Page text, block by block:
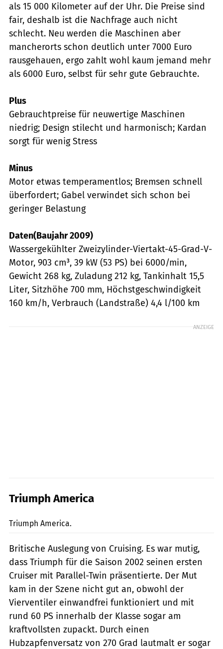
als 15 000 Kilometer auf der Uhr. Die Preise sind
fair, deshalb ist die Nachfrage auch nicht
schlecht. Neu werden die Maschinen aber
mancherorts schon deutlich unter 7000 Euro
rausgehauen, ergo zahlt wohl kaum jemand mehr
als 6000 Euro, selbst für sehr gute Gebrauchte.
Plus
Gebrauchtpreise für neuwertige Maschinen
niedrig; Design stilecht und harmonisch; Kardan
sorgt für wenig Stress
Minus
Motor etwas temperamentlos; Bremsen schnell
überfordert; Gabel verwindet sich schon bei
geringer Belastung
Daten(Baujahr 2009)
Wassergekühlter Zweizylinder-Viertakt-45-Grad-V-
Motor, 903 cm³, 39 kW (53 PS) bei 6000/min,
Gewicht 268 kg, Zuladung 212 kg, Tankinhalt 15,5
Liter, Sitzhöhe 700 mm, Höchstgeschwindigkeit
160 km/h, Verbrauch (Landstraße) 4,4 l/100 km
ANZEIGE
Triumph America
Triumph America.
Britische Auslegung von Cruising. Es war mutig,
dass Triumph für die Saison 2002 seinen ersten
Cruiser mit Parallel-Twin präsentierte. Der Mut
kam in der Szene nicht gut an, obwohl der
Vierventiler einwandfrei funktioniert und mit
rund 60 PS innerhalb der Klasse sogar am
kraftvollsten zupackt. Durch einen
Hubzapfenversatz von 270 Grad lautmalt er sogar